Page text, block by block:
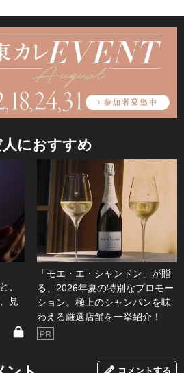
におすすめ
、
見
「モエ・エ・シャンドン」が贈
る、2026年夏の特別なプロモー
ション。極上のシャンパンを味
わえる厳選店舗を一挙紹介！
PR
コメントする